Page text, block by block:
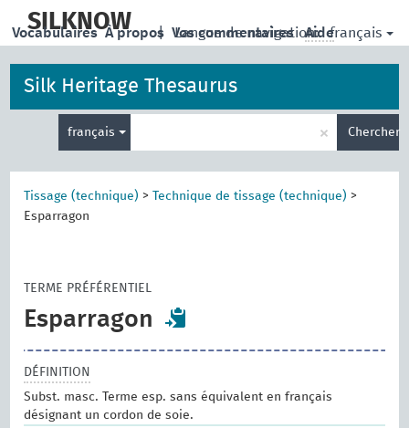
main
SILKNOW | Langue de navigation: français
Vocabulaires À propos Vos commentaires Aide
Silk Heritage Thesaurus
français
de
recherche
× Chercher
Tissage (technique) > Technique de tissage (technique) >
Esparragon
TERME PRÉFÉRENTIEL
Esparragon
DÉFINITION
Subst. masc. Terme esp. sans équivalent en français
désignant un cordon de soie.